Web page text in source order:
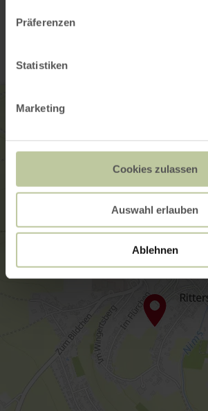
Präferenzen
Statistiken
Marketing
Cookies zulassen
Auswahl erlauben
Ablehnen
Kontakt